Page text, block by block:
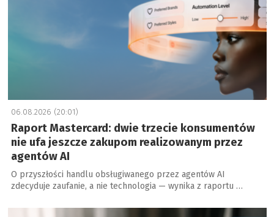
06.08.2026 (20:01)
Raport Mastercard: dwie trzecie konsumentów
nie ufa jeszcze zakupom realizowanym przez
agentów AI
O przyszłości handlu obsługiwanego przez agentów AI
zdecyduje zaufanie, a nie technologia — wynika z raportu …
a